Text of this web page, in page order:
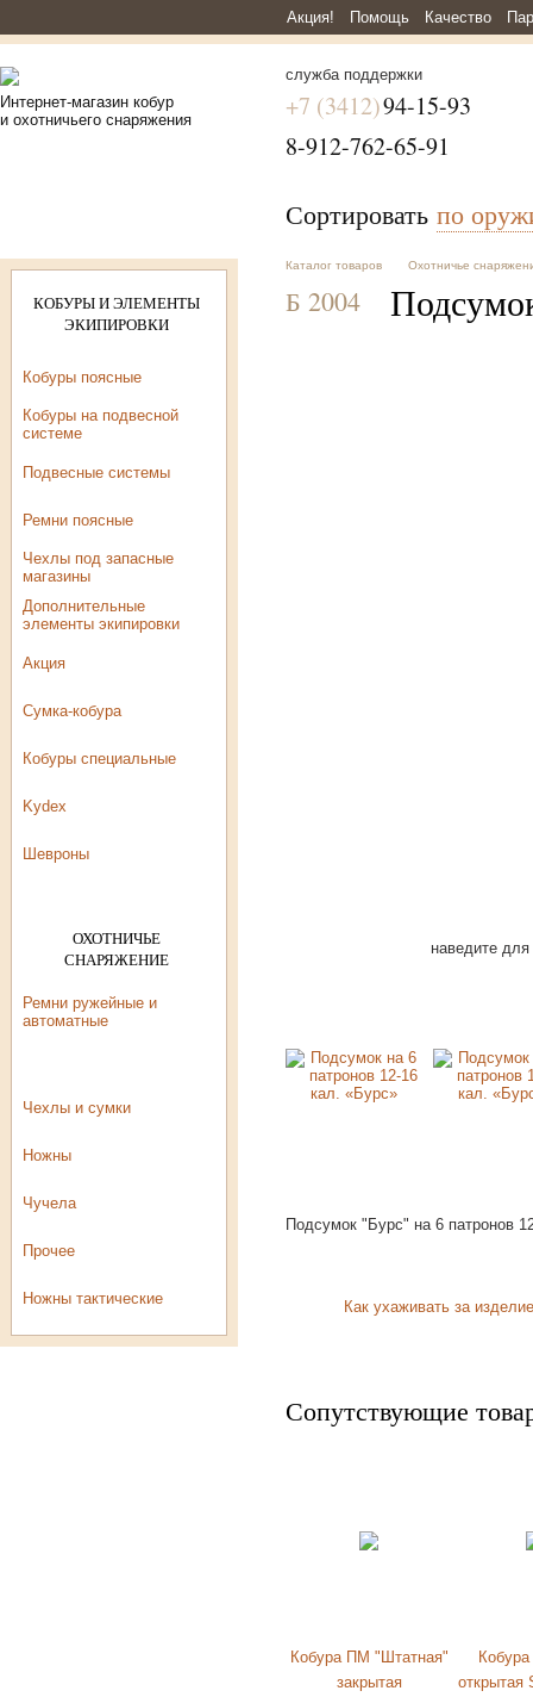
Акция! Помощь Качество
Интернет-магазин кобур
и охотничьего снаряжения
служба поддержки
+7 (3412)94-15-93
8-912-762-65-91
Сортировать по
Каталог товаров Охотничье
Б 2004
наведите
Подсумок "Бурс" на 6 патронов
Как ухаживать за
Сопутствующие
Кобура ПМ "Штатная"
закрытая
открытая
КОБУРЫ И ЭЛЕМЕНТЫ
ЭКИПИРОВКИ
Кобуры поясные
Кобуры на подвесной
системе
Подвесные системы
Ремни поясные
Чехлы под запасные
магазины
Дополнительные
элементы экипировки
Акция
Сумка-кобура
Кобуры специальные
Kydex
Шевроны
ОХОТНИЧЬЕ
СНАРЯЖЕНИЕ
Ремни ружейные и
автоматные
Чехлы и сумки
Ножны
Чучела
Прочее
Ножны тактические